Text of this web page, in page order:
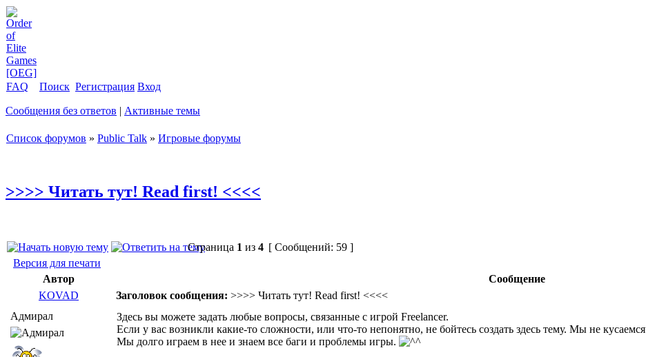
FAQ Поиск Регистрация Вход
Сообщения без ответов | Активные темы
Список форумов » Public Talk » Игровые форумы
>>>> Читать тут! Read first! <<<<
Страница 1 из 4 [ Сообщений: 59 ]
Версия для печати
Автор
Сообщение
KOVAD
Заголовок сообщения: >>>> Читать тут! Read first! <<<<
Адмирал
Здесь вы можете задать любые вопросы, связанные с игрой Freelancer.
Если у вас возникли какие-то сложности, или что-то непонятно, не бойтесь создать здесь тему. Мы не
Мы долго играем в нее и знаем все баги и проблемы игры.